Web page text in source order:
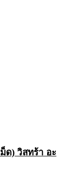
ด) วิสทร้า อะ